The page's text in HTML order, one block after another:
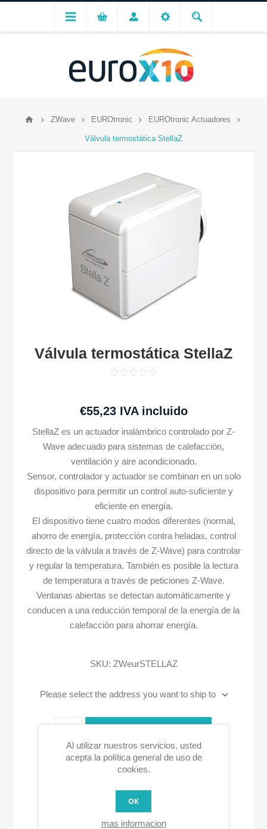
ZWave EUROtronic EUROtronic Actuadores
Válvula termostática StellaZ
Válvula termostática StellaZ
€55,23 IVA incluido
StellaZ es un actuador inalámbrico controlado por Z-
Wave adecuado para sistemas de calefacción,
ventilación y aire acondicionado.
Sensor, controlador y actuador se combinan en un solo
dispositivo para permitir un control auto-suficiente y
eficiente en energía.
El dispositivo tiene cuatro modos diferentes (normal,
ahorro de energía, protección contra heladas, control
directo de la válvula a través de Z-Wave) para controlar
y regular la temperatura. También es posible la lectura
de temperatura a través de peticiones Z-Wave.
Ventanas abiertas se detectan automáticamente y
conducen a una reducción temporal de la energía de la
calefacción para ahorrar energía.
SKU: ZWeurSTELLAZ
Please select the address you want to ship to
Al utilizar nuestros servicios, usted
acepta la política general de uso de
cookies.
OK
mas informacion